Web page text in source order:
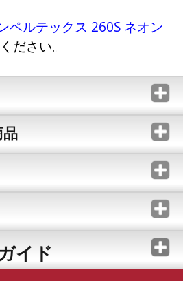
ペルテックス 260S ネオン
ださい。
イド